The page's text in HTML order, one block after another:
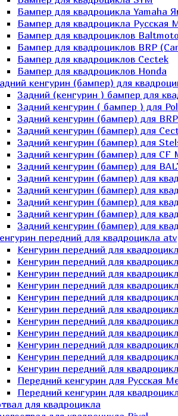
Бампер для квадроцикла Yamaha
Бампер для квадроцикла Русская
Бампер для квадроциклов
Бампер для квадроциклов BRP
Бампер для квадроциклов Cectek
Бампер для квадроциклов Honda
кенгурин (бампер) для
Задний (кенгурин ) бампер для
Задний кенгурин ( бампер ) для
Задний кенгурин (бампер) для
Задний кенгурин (бампер) для
Задний кенгурин (бампер) для
Задний кенгурин (бампер) для СF
Задний кенгурин (бампер) для
Задний кенгурин (бампер) для
Задний кенгурин (бампер) для
Задний кенгурин (бампер) для
Задний кенгурин (бампер) для
Задний кенгурин (бампер) для
передний для квадроцикла atv
Кенгурин передний для
Кенгурин передний для
Кенгурин передний для
Кенгурин передний для
Кенгурин передний для
Кенгурин передний для
Кенгурин передний для
Кенгурин передний для
Кенгурин передний для
Кенгурин передний для
Кенгурин передний для
Передний кенгурин для Русская
Передний кенгурин для
для квадроцикла